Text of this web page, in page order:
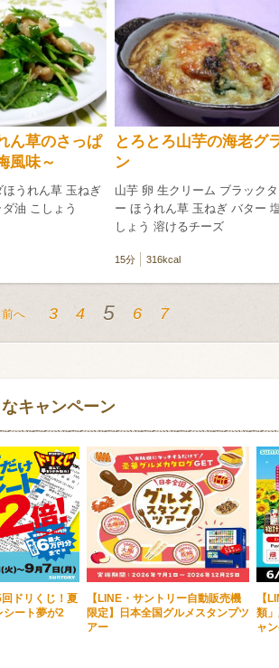
ん草のさっぱ
風味～
うれん草 玉ねぎ
油 こしょう
とろとろ山芋の海老グ
ン
山芋 卵 生クリーム ブラック
ー ほうれん草 玉ねぎ バター
しょう 溶けるチーズ
15分 316kcal
前へ 3 4 5 6 7
キャンペーン
回ドリくじ！夏
シート夢が2
【LINE・サントリー自動販売機
限定】日本全国グルメスタンプツ
アー
【
類
ャ